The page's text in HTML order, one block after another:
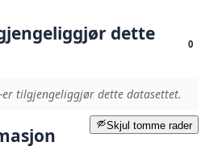
dette
0
tilgjengeliggjør dette datasettet.
Skjul tomme rader